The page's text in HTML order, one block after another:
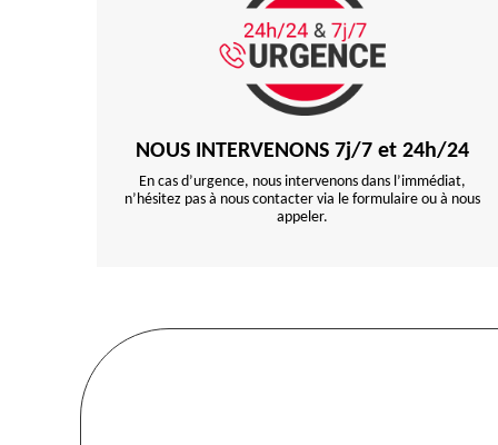
NOUS INTERVENONS 7j/7 et 24h/24
En cas d’urgence, nous intervenons dans l’immédiat,
n’hésitez pas à nous contacter via le formulaire ou à nous
appeler.